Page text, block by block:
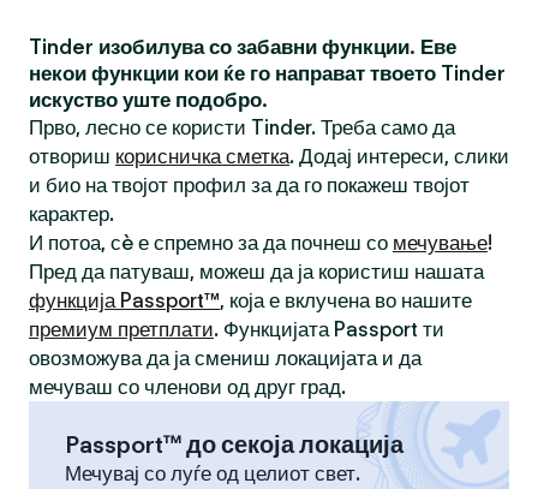
Tinder изобилува со забавни функции. Еве
некои функции кои ќе го направат твоето Tinder
искуство уште подобро.
Прво, лесно се користи Tinder. Треба само да
отвориш корисничка сметка. Додај интереси, слики
и био на твојот профил за да го покажеш твојот
карактер.
И потоа, сè е спремно за да почнеш со мечување!
Пред да патуваш, можеш да ја користиш нашата
функција Passport™, која е вклучена во нашите
премиум претплати. Функцијата Passport ти
овозможува да ја смениш локацијата и да
мечуваш со членови од друг град.
Passport™ до секоја локација
Мечувај со луѓе од целиот свет.